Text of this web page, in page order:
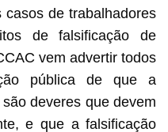
de trabalhadores
de falsificação de
vem advertir todos
pública de que a
deveres que devem
e que a falsificação